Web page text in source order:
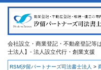
会社設立・商業登記・不動産登記等
士法人】- 法人設立代行・創業支援
RSM汐留パートナーズ司法書士法人 >